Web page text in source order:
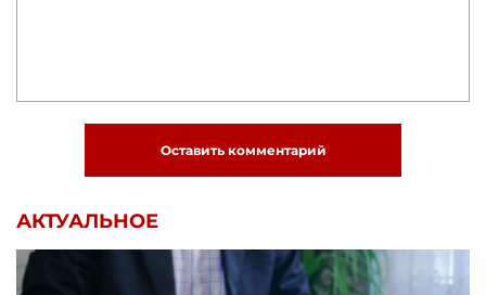
Оставить комментарий
АКТУАЛЬНОЕ